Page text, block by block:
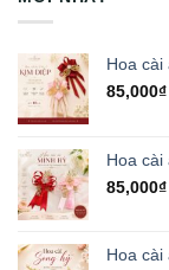
Hoa cài
85,000₫
Hoa cài
85,000₫
Hoa cài